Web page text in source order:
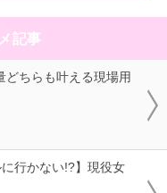
記事
どちらも叶える現場用
行かない!?】現役女